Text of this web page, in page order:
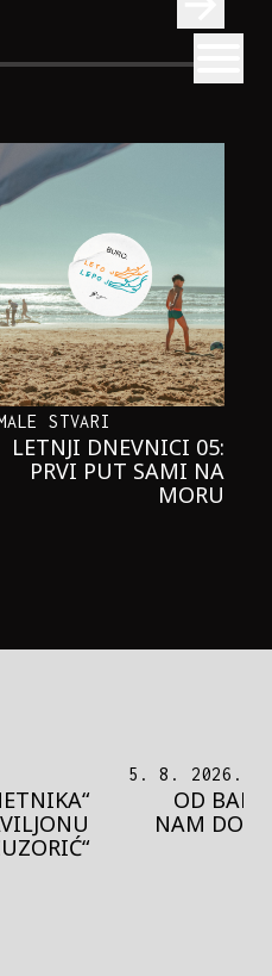
BLIZNAKINJAMA
NOVI
STVARI
LETNJI DNEVNICI 05:
PRVI PUT SAMI NA
MORU
ŠTA
5. 8. 2026.
PEDJA
MOTIVE